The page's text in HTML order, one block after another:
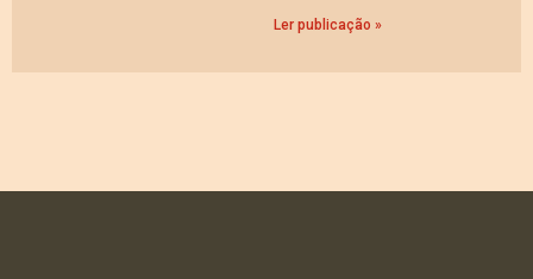
Ler publicação »